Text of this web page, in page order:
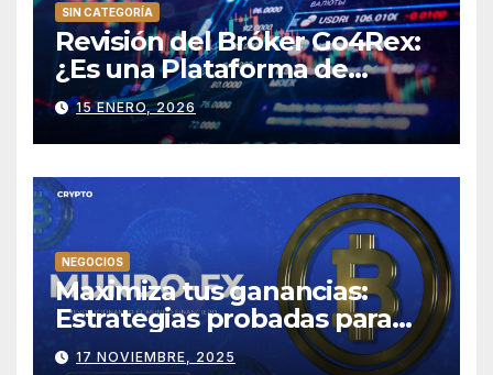
SIN CATEGORÍA
Revisión del Bróker Go4Rex:
¿Es una Plataforma de
Trading Confiable?
15 ENERO, 2026
NEGOCIOS
Maximiza tus ganancias:
Estrategias probadas para
tener éxito en Mundo-fx
17 NOVIEMBRE, 2025